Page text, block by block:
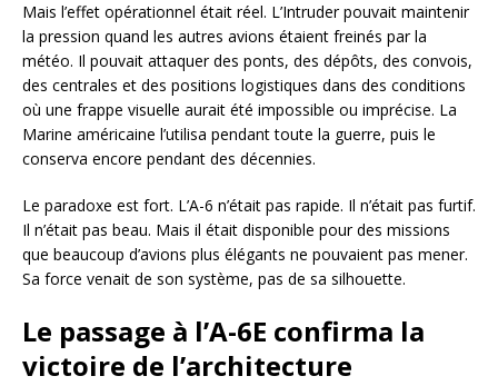
Mais l’effet opérationnel était réel. L’Intruder pouvait maintenir
la pression quand les autres avions étaient freinés par la
météo. Il pouvait attaquer des ponts, des dépôts, des convois,
des centrales et des positions logistiques dans des conditions
où une frappe visuelle aurait été impossible ou imprécise. La
Marine américaine l’utilisa pendant toute la guerre, puis le
conserva encore pendant des décennies.
Le paradoxe est fort. L’A-6 n’était pas rapide. Il n’était pas furtif.
Il n’était pas beau. Mais il était disponible pour des missions
que beaucoup d’avions plus élégants ne pouvaient pas mener.
Sa force venait de son système, pas de sa silhouette.
Le passage à l’A-6E confirma la
victoire de l’architecture